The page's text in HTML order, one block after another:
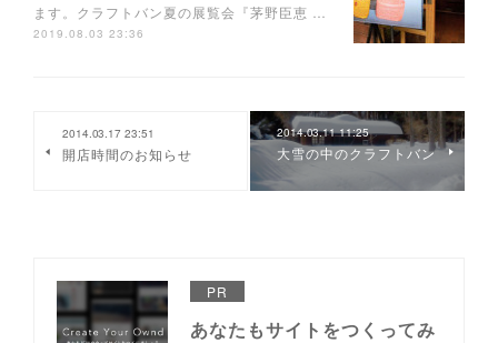
ます。クラフトバン夏の展覧会『茅野臣恵 …
2019.08.03 23:36
2014.03.17 23:51
開店時間のお知らせ
2014.03.11 11:25
大雪の中のクラフトバン
PR
あなたもサイトをつくってみ